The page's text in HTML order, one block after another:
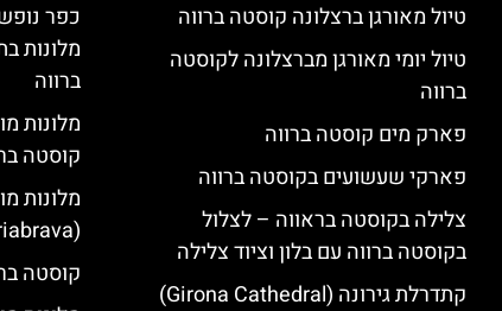
טיול מאורגן ברצלונה קוסטה ברווה
טיול יומי מאורגן מברצלונה לקוסטה
ברווה
פארק מים קוסטה ברווה
פארקי שעשועים בקוסטה ברווה
צלילה בקוסטה בראווה – לצלול
בקוסטה ברווה עם בלון וציוד צלילה
קתדרלת גירונה (Girona Cathedral)
כפר
מלונות
ברווה
קוסטה
מלונות
(Empuriabrava)
קוסטה